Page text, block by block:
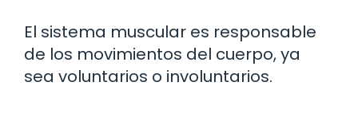
El sistema muscular es responsable
de los movimientos del cuerpo, ya
sea voluntarios o involuntarios.